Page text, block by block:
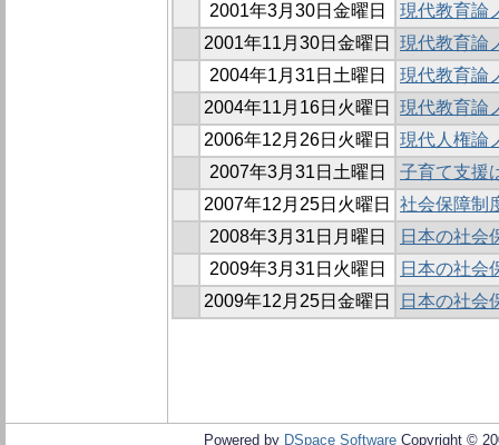
2001年3月30日金曜日
現代教育論
2001年11月30日金曜日
現代教育論
2004年1月31日土曜日
現代教育論
2004年11月16日火曜日
現代教育論
2006年12月26日火曜日
現代人権論
2007年3月31日土曜日
子育て支援
2007年12月25日火曜日
社会保障制
2008年3月31日月曜日
日本の社会
2009年3月31日火曜日
日本の社会
2009年12月25日金曜日
日本の社会
Powered by DSpace Software Copyright ©